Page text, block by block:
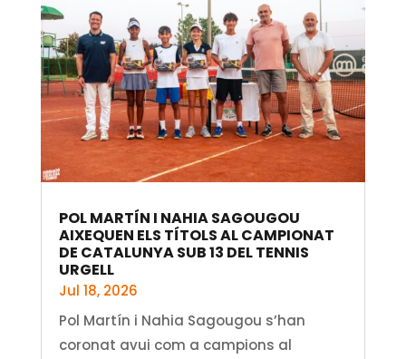
POL MARTÍN I NAHIA SAGOUGOU
AIXEQUEN ELS TÍTOLS AL CAMPIONAT
DE CATALUNYA SUB 13 DEL TENNIS
URGELL
Jul 18, 2026
Pol Martín i Nahia Sagougou s’han
coronat avui com a campions al